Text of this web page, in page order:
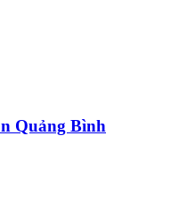
Quảng Bình